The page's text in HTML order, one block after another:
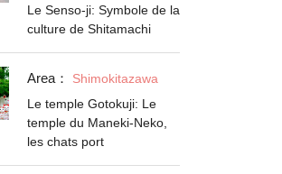
Le Senso-ji: Symbole de la
culture de Shitamachi
Area：
Shimokitazawa
Le temple Gotokuji: Le
temple du Maneki-Neko,
les chats port